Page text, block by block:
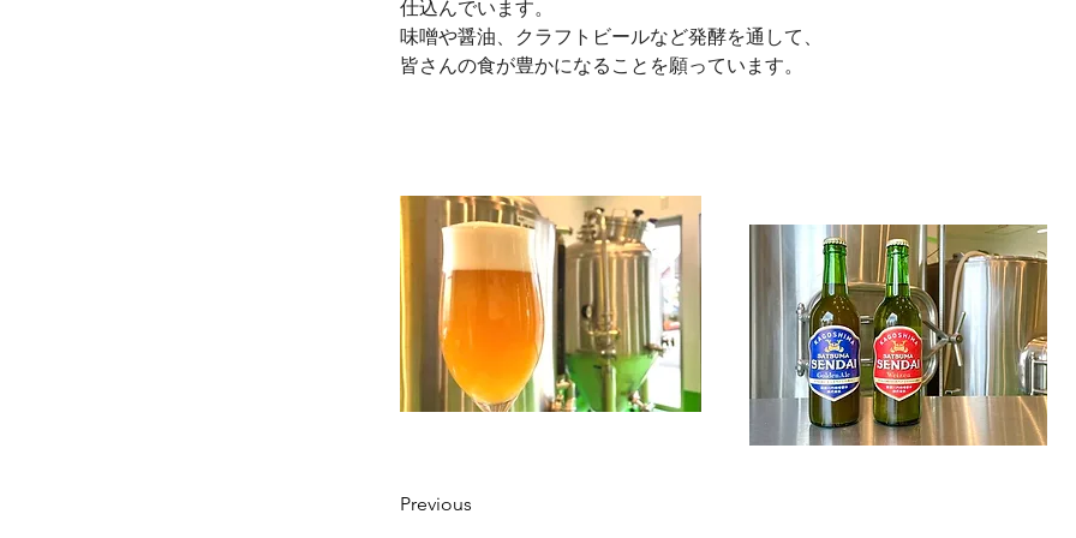
仕込んでいます。
味噌や醤油、クラフトビールなど発酵を通して、
皆さんの食が豊かになることを願っています。
Previous